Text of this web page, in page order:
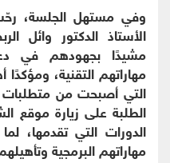
وفي مستهل الجلسة،
الأستاذ الدكتور وائل
مشيدًا بجهودهم في
مهاراتهم التقنية،
التي أصبحت من
الطلبة على زيارة موقع
الدورات التي تقدمها،
مهاراتهم البرمجية